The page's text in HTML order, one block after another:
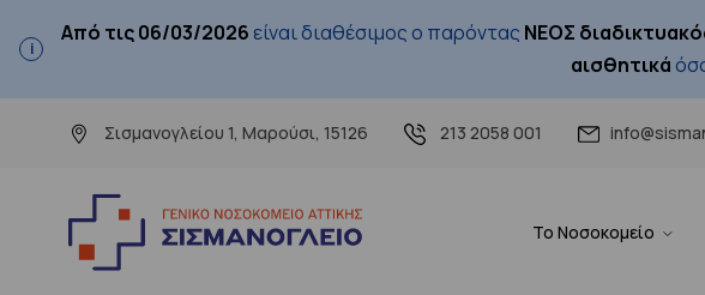
Από τις 06/03/2026 είναι διαθέσιμος ο παρόντας ΝΕΟΣ
αισθητικά
Σισμανογλείου 1, Μαρούσι, 15126 213 2058 001
Το Νοσοκομείο